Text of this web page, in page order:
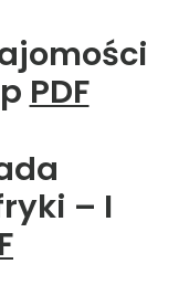
PDF
– I